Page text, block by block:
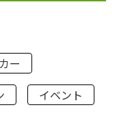
ー
イベント